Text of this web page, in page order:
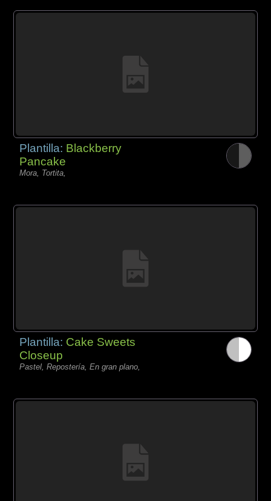
Plantilla: Blackberry
Pancake
Mora, Tortita,
Plantilla: Cake Sweets
Closeup
Pastel, Repostería, En gran plano,